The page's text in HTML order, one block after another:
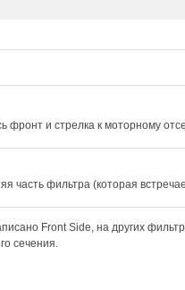
фронт и стрелка к моторному
часть фильтра (которая
Front Side, на других
сечения.